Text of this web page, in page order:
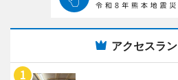
アクセスラ